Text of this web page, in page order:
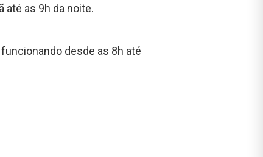
até as 9h da noite.
desde as 8h até